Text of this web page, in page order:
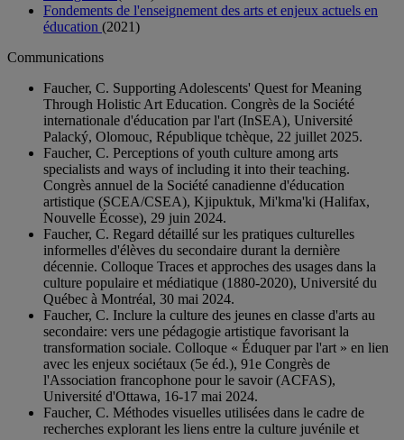
Fondements de l'enseignement des arts et enjeux actuels en
éducation (2021)
Communications
Faucher, C. Supporting Adolescents' Quest for Meaning
Through Holistic Art Education. Congrès de la Société
internationale d'éducation par l'art (InSEA), Université
Palacký, Olomouc, République tchèque, 22 juillet 2025.
Faucher, C. Perceptions of youth culture among arts
specialists and ways of including it into their teaching.
Congrès annuel de la Société canadienne d'éducation
artistique (SCEA/CSEA), Kjipuktuk, Mi'kma'ki (Halifax,
Nouvelle Écosse), 29 juin 2024.
Faucher, C. Regard détaillé sur les pratiques culturelles
informelles d'élèves du secondaire durant la dernière
décennie. Colloque Traces et approches des usages dans la
culture populaire et médiatique (1880-2020), Université du
Québec à Montréal, 30 mai 2024.
Faucher, C. Inclure la culture des jeunes en classe d'arts au
secondaire: vers une pédagogie artistique favorisant la
transformation sociale. Colloque « Éduquer par l'art » en lien
avec les enjeux sociétaux (5e éd.), 91e Congrès de
l'Association francophone pour le savoir (ACFAS),
Université d'Ottawa, 16-17 mai 2024.
Faucher, C. Méthodes visuelles utilisées dans le cadre de
recherches explorant les liens entre la culture juvénile et